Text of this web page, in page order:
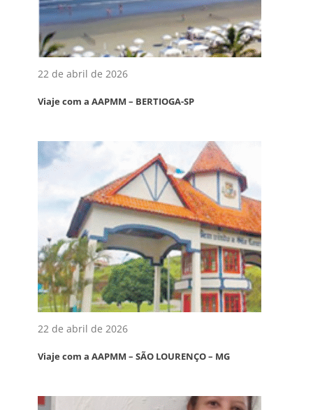
22 de abril de 2026
Viaje com a AAPMM – BERTIOGA-SP
22 de abril de 2026
Viaje com a AAPMM – SÃO LOURENÇO – MG